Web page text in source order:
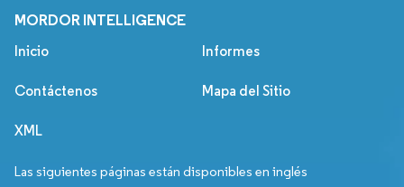
MORDOR INTELLIGENCE
Inicio Informes
Contáctenos Mapa del Sitio
XML
Las siguientes páginas están disponibles en inglés